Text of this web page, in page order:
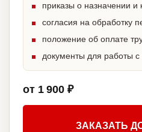
приказы о назначении
согласия на обработку
положение об оплате
документы для работы
от 1 900 ₽
ЗАКАЗАТЬ